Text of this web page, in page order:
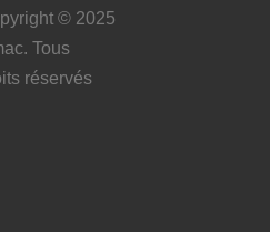
© 2025
Tous
réservés